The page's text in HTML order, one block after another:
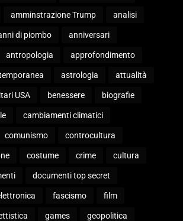
amminstrazione Trump analisi
di piombo anniversari
antropologia approfondimento
astrologia attualità
USA benessere biografie
cambiamenti climatici
comunismo controcultura
costume crime cultura
documenti top secret
fascismo film
games geopolitica